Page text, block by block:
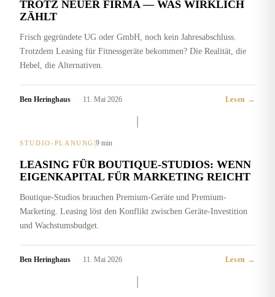
TROTZ NEUER FIRMA — WAS WIRKLICH
ZÄHLT
Frisch gegründete UG oder GmbH, noch kein Jahresabschluss.
Trotzdem Leasing für Fitnessgeräte bekommen? Die Realität, die
Hebel, die Alternativen.
Ben Heringhaus · 11. Mai 2026 Lesen →
STUDIO-PLANUNG |9 min
LEASING FÜR BOUTIQUE-STUDIOS: WENN
EIGENKAPITAL FÜR MARKETING REICHT
Boutique-Studios brauchen Premium-Geräte und Premium-
Marketing. Leasing löst den Konflikt zwischen Geräte-Investition
und Wachstumsbudget.
Ben Heringhaus · 11. Mai 2026 Lesen →